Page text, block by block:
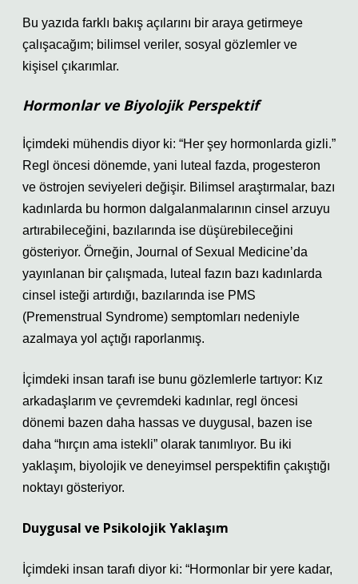
Bu yazıda farklı bakış açılarını bir araya getirmeye
çalışacağım; bilimsel veriler, sosyal gözlemler ve
kişisel çıkarımlar.
Hormonlar ve Biyolojik Perspektif
İçimdeki mühendis diyor ki: “Her şey hormonlarda gizli.”
Regl öncesi dönemde, yani luteal fazda, progesteron
ve östrojen seviyeleri değişir. Bilimsel araştırmalar, bazı
kadınlarda bu hormon dalgalanmalarının cinsel arzuyu
artırabileceğini, bazılarında ise düşürebileceğini
gösteriyor. Örneğin, Journal of Sexual Medicine’da
yayınlanan bir çalışmada, luteal fazın bazı kadınlarda
cinsel isteği artırdığı, bazılarında ise PMS
(Premenstrual Syndrome) semptomları nedeniyle
azalmaya yol açtığı raporlanmış.
İçimdeki insan tarafı ise bunu gözlemlerle tartıyor: Kız
arkadaşlarım ve çevremdeki kadınlar, regl öncesi
dönemi bazen daha hassas ve duygusal, bazen ise
daha “hırçın ama istekli” olarak tanımlıyor. Bu iki
yaklaşım, biyolojik ve deneyimsel perspektifin çakıştığı
noktayı gösteriyor.
Duygusal ve Psikolojik Yaklaşım
İçimdeki insan tarafı diyor ki: “Hormonlar bir yere kadar,